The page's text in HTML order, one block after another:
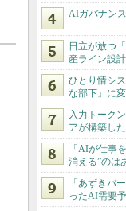
AIガバナン
日立が放つ
産ライン設
ひとり情シ
な部下」に
入力トーク
アが構築し
「AIが仕事
消える”のは
「あずきバ
ったAI需要